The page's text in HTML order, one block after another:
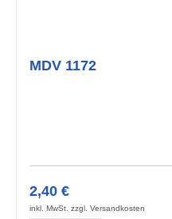
MDV 1172
2,40 €
inkl. MwSt. zzgl. Versandkosten